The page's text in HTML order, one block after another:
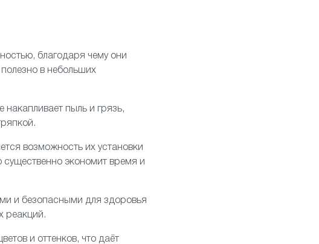
благодаря чему они
в небольших
накапливает пыль и грязь,
возможность их установки
экономит время и
и безопасными для здоровья
реакций.
и оттенков, что даёт